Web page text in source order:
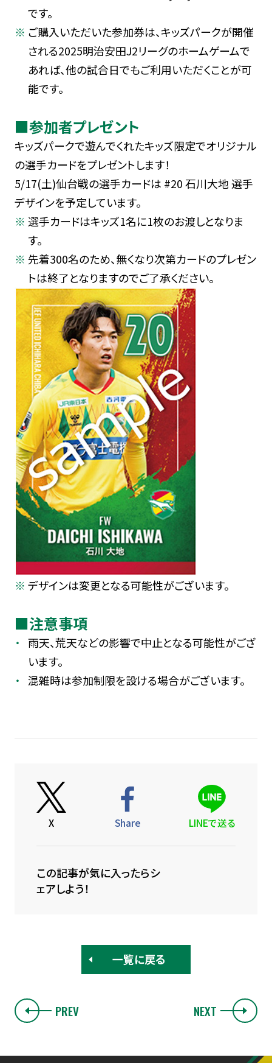
です。
ご購入いただいた参加券は、キッズパークが開催
される2025明治安田J2リーグのホームゲームで
あれば、他の試合日でもご利用いただくことが可
能です。
■参加者プレゼント
キッズパークで遊んでくれたキッズ限定でオリジナル
の選手カードをプレゼントします！
5/17(土)仙台戦の選手カードは #20 石川大地 選手
デザインを予定しています。
選手カードはキッズ1名に1枚のお渡しとなりま
す。
先着300名のため、無くなり次第カードのプレゼン
トは終了となりますのでご了承ください。
デザインは変更となる可能性がございます。
■注意事項
雨天、荒天などの影響で中止となる可能性がござ
います。
混雑時は参加制限を設ける場合がございます。
X Share LINEで送る
この記事が気に入ったらシ
ェアしよう！
一覧に戻る
PREV NEXT